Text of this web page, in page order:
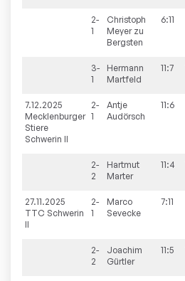
2-
1
Christoph
Meyer zu
Bergsten
6:11
3-
1
Hermann
Martfeld
11:7
7.12.2025
Mecklenburger
Stiere
Schwerin II
2-
1
Antje
Audörsch
11:6
2-
2
Hartmut
Marter
11:4
27.11.2025
TTC Schwerin
II
2-
1
Marco
Sevecke
7:11
2-
2
Joachim
Gürtler
11:5